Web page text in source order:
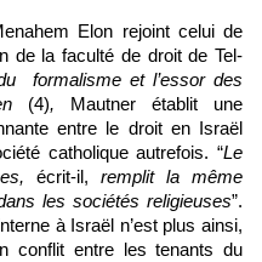
Elon rejoint celui de
de la faculté de droit de Tel-
formalisme et l’essor des
(4),
Mautner établit une
entre le droit en Israël
catholique autrefois. “Le
écrit-il, remplit la même
les sociétés religieuses”.
à Israël n’est plus ainsi,
conflit entre les tenants du